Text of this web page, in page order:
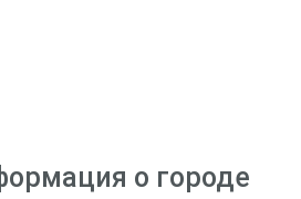
о городе